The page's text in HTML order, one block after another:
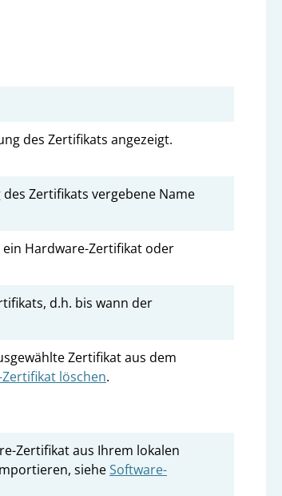
des Zertifikats angezeigt.
Zertifikats vergebene Name
ein Hardware-Zertifikat oder
d.h. bis wann der
Zertifikat aus dem
löschen.
Zertifikat aus Ihrem lokalen
sieheSoftware-